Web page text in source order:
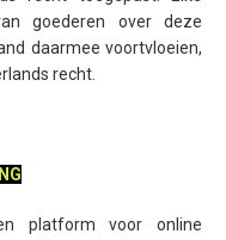
goederen over deze
daarmee voortvloeien,
recht.
platform voor online